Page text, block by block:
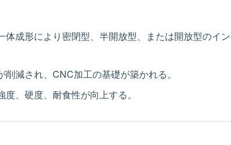
体成形により密閉型、半開放型、または開放型のイ
減され、CNC加工の基礎が築かれる。
、硬度、耐食性が向上する。